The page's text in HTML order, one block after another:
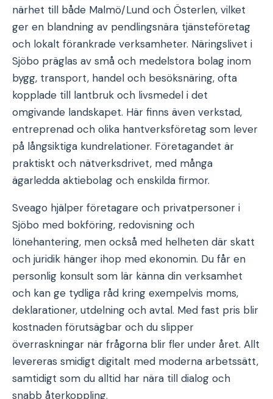
närhet till både Malmö/Lund och Österlen, vilket
ger en blandning av pendlingsnära tjänsteföretag
och lokalt förankrade verksamheter. Näringslivet i
Sjöbo präglas av små och medelstora bolag inom
bygg, transport, handel och besöksnäring, ofta
kopplade till lantbruk och livsmedel i det
omgivande landskapet. Här finns även verkstad,
entreprenad och olika hantverksföretag som lever
på långsiktiga kundrelationer. Företagandet är
praktiskt och nätverksdrivet, med många
ägarledda aktiebolag och enskilda firmor.
Sveago hjälper företagare och privatpersoner i
Sjöbo med bokföring, redovisning och
lönehantering, men också med helheten där skatt
och juridik hänger ihop med ekonomin. Du får en
personlig konsult som lär känna din verksamhet
och kan ge tydliga råd kring exempelvis moms,
deklarationer, utdelning och avtal. Med fast pris blir
kostnaden förutsägbar och du slipper
överraskningar när frågorna blir fler under året. Allt
levereras smidigt digitalt med moderna arbetssätt,
samtidigt som du alltid har nära till dialog och
snabb återkoppling.